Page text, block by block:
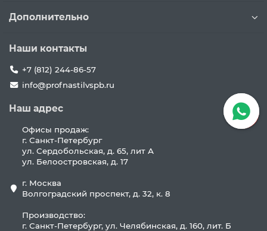
Дополнительно
Наши контакты
+7 (812) 244-86-57
info@profnastilvspb.ru
Наш адрес
Офисы продаж:
г. Санкт-Петербург
ул. Сердобольская, д. 65, лит А
ул. Белоостровская, д. 17
г. Москва
Волгоградский проспект, д. 32, к. 8
Производство:
г. Санкт-Петербург, ул. Челябинская, д. 160, лит. Б